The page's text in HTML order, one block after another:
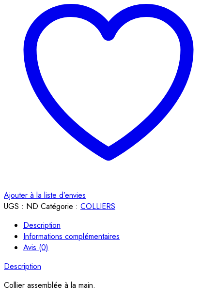
Ajouter à la liste d’envies
UGS : ND Catégorie : COLLIERS
Description
Informations complémentaires
Avis (0)
Description
Collier assemblée à la main.